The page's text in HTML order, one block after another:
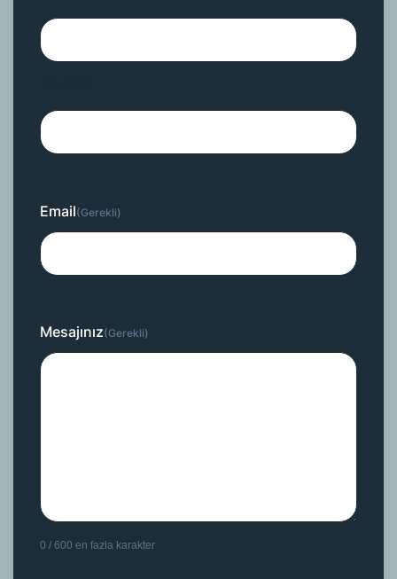
Email(Gerekli)
Mesajınız(Gerekli)
0 / 600 en fazla karakter